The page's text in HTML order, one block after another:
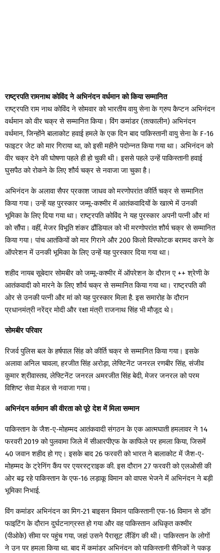
राष्ट्रपति रामनाथ कोविंद ने अभिनंदन वर्धमान को किया सम्मानित
राष्ट्रपति राम नाथ कोविंद ने सोमवार को भारतीय वायु सेना के ग्रुप कैप्टन अभिनंदन
वर्थमान को वीर चक्र से सम्मानित किया। विंग कमांडर (तत्कालीन) अभिनंदन
वर्थमान, जिन्होंने बालाकोट हवाई हमले के एक दिन बाद पाकिस्तानी वायु सेना के F-16
फाइटर जेट को मार गिराया था, को इसी महीने पदोन्नत किया गया था। अभिनंदन को
वीर चक्र देने की घोषणा पहले ही हो चुकी थी। इससे पहले उन्हें पाकिस्तानी हवाई
घुसपैठ को रोकने के लिए शौर्य चक्र से नवाजा जा चुका है।
अभिनंदन के अलावा सैपर प्रकाश जाधव को मरणोपरांत कीर्ति चक्र से सम्मानित
किया गया। उन्हें यह पुरस्कार जम्मू-कश्मीर में आतंकवादियों के खात्मे में उनकी
भूमिका के लिए दिया गया था। राष्ट्रपति कोविंद ने यह पुरस्कार अपनी पत्नी और मां
को सौंपा। वहीं, मेजर विभूति शंकर ढौंडियाल को भी मरणोपरांत शौर्य चक्र से सम्मानित
किया गया। पांच आतंकियों को मार गिराने और 200 किलो विस्फोटक बरामद करने के
ऑपरेशन में उनकी भूमिका के लिए उन्हें यह पुरस्कार दिया गया था।
शहीद नायब सूबेदार सोमबीर को जम्मू-कश्मीर में ऑपरेशन के दौरान ए ++ श्रेणी के
आतंकवादी को मारने के लिए शौर्य चक्र से सम्मानित किया गया था। राष्ट्रपति की
ओर से उनकी पत्नी और मां को यह पुरस्कार मिला है. इस समारोह के दौरान
प्रधानमंत्री नरेंद्र मोदी और रक्षा मंत्री राजनाथ सिंह भी मौजूद थे।
सोमबीर परिवार
रिजर्व पुलिस बल के हर्षपाल सिंह को कीर्ति चक्र से सम्मानित किया गया। इसके
अलावा अनिल चावला, हरजीत सिंह अरोड़ा, लेफ्टिनेंट जनरल रणबीर सिंह, संजीव
कुमार श्रीवास्तव, लेफ्टिनेंट जनरल अमरजीत सिंह बेदी, मेजर जनरल को परम
विशिष्ट सेवा मेडल से नवाजा गया।
अभिनंदन वर्तमान की वीरता को पूरे देश में मिला सम्मान
पाकिस्तान के जैश-ए-मोहम्मद आतंकवादी संगठन के एक आत्मघाती हमलावर ने 14
फरवरी 2019 को पुलवामा जिले में सीआरपीएफ के काफिले पर हमला किया, जिसमें
40 जवान शहीद हो गए। इसके बाद 26 फरवरी को भारत ने बालाकोट में जैश-ए-
मोहम्मद के ट्रेनिंग कैंप पर एयरस्ट्राइक की. इस दौरान 27 फरवरी को एलओसी की
ओर बढ़ रहे पाकिस्तान के एफ-16 लड़ाकू विमान को वापस भेजने में अभिनंदन ने बड़ी
भूमिका निभाई.
विंग कमांडर अभिनंदन का मिग-21 बाइसन विमान पाकिस्तानी एफ-16 विमान से डॉग
फाइटिंग के दौरान दुर्घटनाग्रस्त हो गया और वह पाकिस्तान अधिकृत कश्मीर
(पीओके) सीमा पर पहुंच गया, जहां उसने पैरासूट लैंडिंग की थी। पाकिस्तान के लोगों
ने उन पर हमला किया था. बाद में कमांडर अभिनंदन को पाकिस्तानी सैनिकों ने पकड़